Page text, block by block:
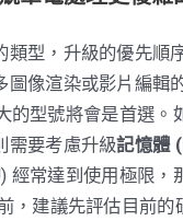
類型，升級的優先順
圖像渲染或影片編輯
的型號將會是首選。
需要考慮升級記憶體
經常達到使用極限，
，建議先評估目前的